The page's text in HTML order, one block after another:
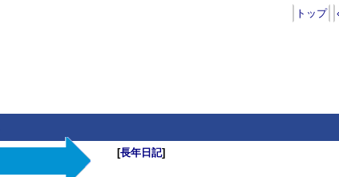
トップ
[長年日記]